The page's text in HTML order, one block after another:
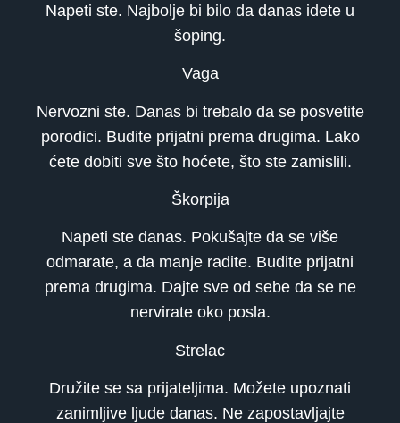
Napeti ste. Najbolje bi bilo da danas idete u
šoping.
Vaga
Nervozni ste. Danas bi trebalo da se posvetite
porodici. Budite prijatni prema drugima. Lako
ćete dobiti sve što hoćete, što ste zamislili.
Škorpija
Napeti ste danas. Pokušajte da se više
odmarate, a da manje radite. Budite prijatni
prema drugima. Dajte sve od sebe da se ne
nervirate oko posla.
Strelac
Družite se sa prijateljima. Možete upoznati
zanimljive ljude danas. Ne zapostavljajte